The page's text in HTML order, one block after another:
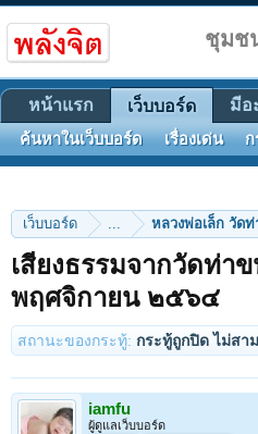
เว็บบอร์ด ... หลวงพ่อเล็ก วัด
เสียงธรรมจากวัดท่า
พฤศจิกายน ๒๕๖๔
สถานะของกระทู้: กระทู้ถูกปิด ไม่สา
iamfu
ผู้ดูแลเว็บบอร์ด
ชุมช
หน้าแรก เว็บบอร์ด
ค้นหาในเว็บบอร์ด เรื่องเด่น ก
มีอ